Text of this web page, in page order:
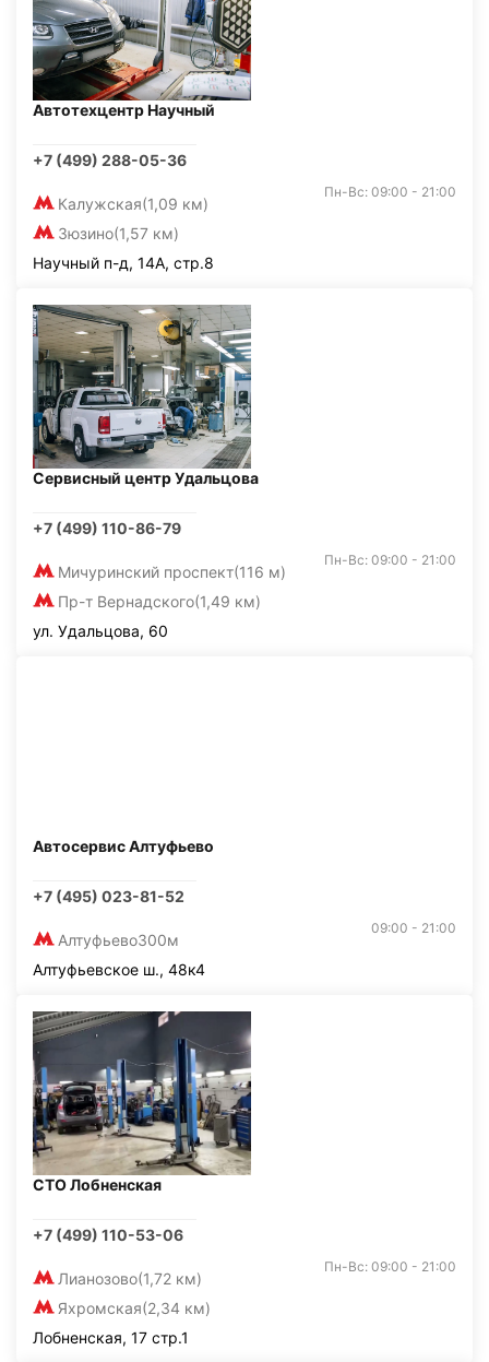
Автотехцентр Научный
+7 (499) 288-05-36
Калужская(1,09 км)
Зюзино(1,57 км)
Пн-Вс: 09:00 - 21:00
Научный п-д, 14А, стр.8
Сервисный центр Удальцова
+7 (499) 110-86-79
Мичуринский проспект(116 м)
Пр-т Вернадского(1,49 км)
Пн-Вс: 09:00 - 21:00
ул. Удальцова, 60
Автосервис Алтуфьево
+7 (495) 023-81-52
Алтуфьево300м
09:00 - 21:00
Алтуфьевское ш., 48к4
СТО Лобненская
+7 (499) 110-53-06
Лианозово(1,72 км)
Яхромская(2,34 км)
Пн-Вс: 09:00 - 21:00
Лобненская, 17 стр.1